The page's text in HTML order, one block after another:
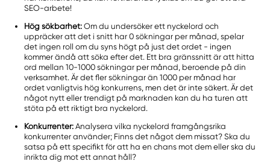
SEO-arbete!
Hög sökbarhet: Om du undersöker ett nyckelord och
uppräcker att det i snitt har 0 sökningar per månad, spelar
det ingen roll om du syns högt på just det ordet - ingen
kommer ändå att söka efter det. Ett bra gränssnitt är att hitta
ord mellan 10-1000 sökningar per månad, beroende på din
verksamhet. Är det fler sökningar än 1000 per månad har
ordet vanligtvis hög konkurrens, men det är inte säkert. Är det
något nytt eller trendigt på marknaden kan du ha turen att
stöta på ett riktigt bra nyckelord.
Konkurrenter: Analysera vilka nyckelord framgångsrika
konkurrenter använder; Finns det något dem missat? Ska du
satsa på ett specifikt för att ha en chans mot dem eller ska du
inrikta dig mot ett annat håll?